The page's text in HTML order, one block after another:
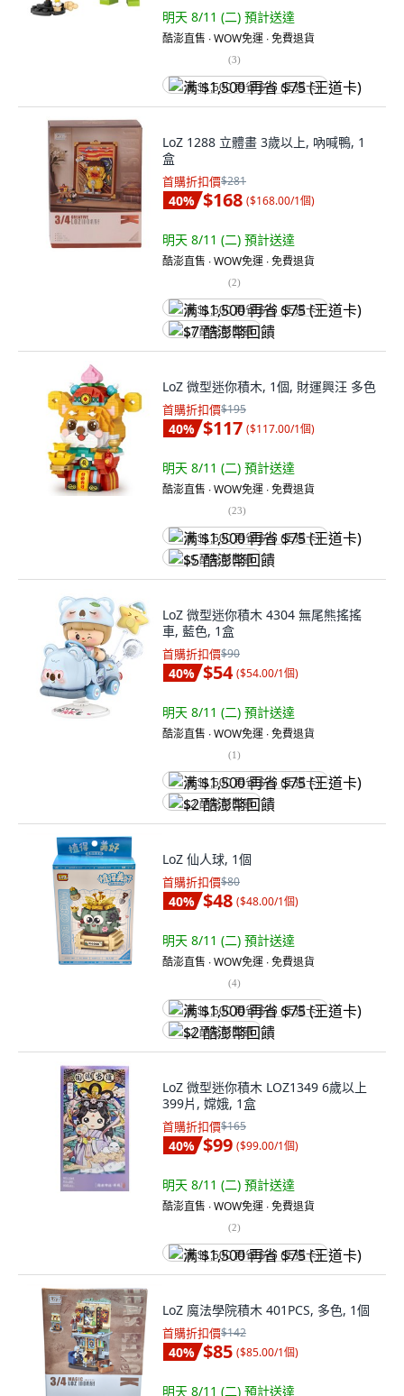
明天 8/11 (二) 預計送達
酷澎直售 ∙ WOW免運 ∙ 免費退貨
(3)
满 $1,500 再省 $75 (王道卡)
LoZ 1288 立體畫 3歲以上, 吶喊鴨, 1
盒
首購折扣價$281
40% $168 ($168.00/1個)
明天 8/11 (二) 預計送達
酷澎直售 ∙ WOW免運 ∙ 免費退貨
(2)
满 $1,500 再省 $75 (王道卡)
$7 酷澎幣回饋
LoZ 微型迷你積木, 1個, 財運興汪 多色
首購折扣價$195
40% $117 ($117.00/1個)
明天 8/11 (二) 預計送達
酷澎直售 ∙ WOW免運 ∙ 免費退貨
(23)
满 $1,500 再省 $75 (王道卡)
$5 酷澎幣回饋
LoZ 微型迷你積木 4304 無尾熊搖搖
車, 藍色, 1盒
首購折扣價$90
40% $54 ($54.00/1個)
明天 8/11 (二) 預計送達
酷澎直售 ∙ WOW免運 ∙ 免費退貨
(1)
满 $1,500 再省 $75 (王道卡)
$2 酷澎幣回饋
LoZ 仙人球, 1個
首購折扣價$80
40% $48 ($48.00/1個)
明天 8/11 (二) 預計送達
酷澎直售 ∙ WOW免運 ∙ 免費退貨
(4)
满 $1,500 再省 $75 (王道卡)
$2 酷澎幣回饋
LoZ 微型迷你積木 LOZ1349 6歲以上
399片, 嫦娥, 1盒
首購折扣價$165
40% $99 ($99.00/1個)
明天 8/11 (二) 預計送達
酷澎直售 ∙ WOW免運 ∙ 免費退貨
(2)
满 $1,500 再省 $75 (王道卡)
LoZ 魔法學院積木 401PCS, 多色, 1個
首購折扣價$142
40% $85 ($85.00/1個)
明天 8/11 (二) 預計送達